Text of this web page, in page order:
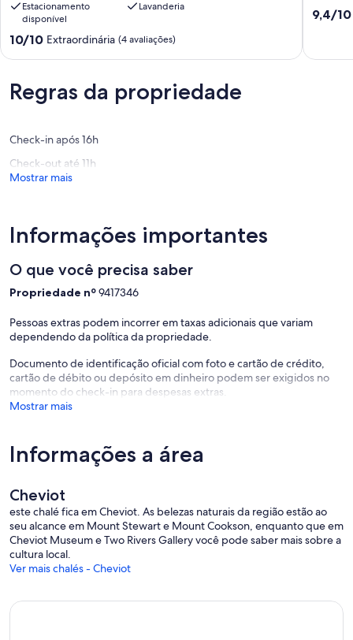
-
Bed
&
Estacionamento
disponível
Lavanderia
10.0
Extraordinária,
(4
avaliações)
10/10 Extraordinária (4 avaliações)
9.4
9,4/10
Regras da propriedade
Check-in após 16h
Check-out até 11h
Mostrar mais
Informações importantes
O que você precisa saber
Propriedade nº9417346
Pessoas extras podem incorrer em taxas adicionais que variam
dependendo da política da propriedade.
Documento de identificação oficial com foto e cartão de crédito,
cartão de débito ou depósito em dinheiro podem ser exigidos no
momento do check-in para despesas extras.
Mostrar mais
Informações a área
Cheviot
este chalé fica em Cheviot. As belezas naturais da região estão ao
seu alcance em Mount Stewart e Mount Cookson, enquanto que em
Cheviot Museum e Two Rivers Gallery você pode saber mais sobre a
cultura local.
Ver mais chalés - Cheviot